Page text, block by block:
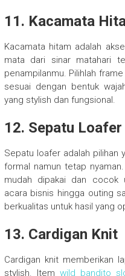
11. Kacamata
Kacamata hitam adalah
mata dari sinar matahari
penampilanmu. Pilihlah
sesuai dengan bentuk
yang stylish dan fungsional.
12. Sepatu Loafer
Sepatu loafer adalah pilihan
formal namun tetap
mudah dipakai dan cocok
acara bisnis hingga outing
berkualitas untuk hasil yang
13. Cardigan Knit
Cardigan knit memberikan
stylish. Item wild bandito